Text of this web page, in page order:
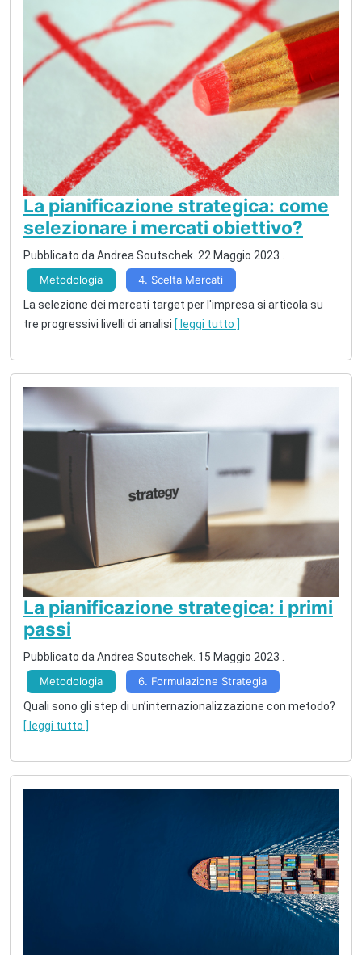
La pianificazione strategica: come
selezionare i mercati obiettivo?
Pubblicato da Andrea Soutschek. 22 Maggio 2023
Metodologia
4. Scelta Mercati
La selezione dei mercati target per l'impresa si articola su
tre progressivi livelli di analisi [ leggi tutto ]
La pianificazione strategica: i primi
passi
Pubblicato da Andrea Soutschek. 15 Maggio 2023
Metodologia
6. Formulazione Strategia
Quali sono gli step di un’internazionalizzazione con metodo?
[ leggi tutto ]